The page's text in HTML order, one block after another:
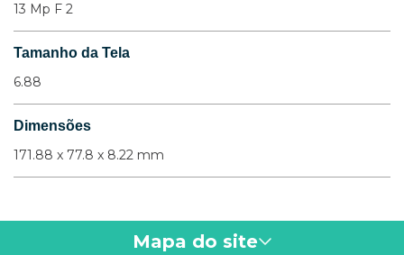
13 Mp F 2
Tamanho da Tela
6.88
Dimensões
171.88 x 77.8 x 8.22 mm
Mapa do site